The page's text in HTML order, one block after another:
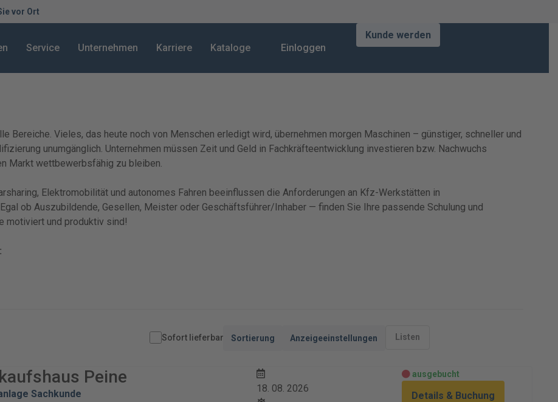
vor Ort
Service Unternehmen Karriere Kataloge Einloggen
Kunde werden
Bereiche. Vieles, das heute noch von Menschen erledigt wird, übernehmen morgen Maschinen – günstiger, schneller und
unumgänglich. Unternehmen müssen Zeit und Geld in Fachkräfteentwicklung investieren bzw. Nachwuchs
Markt wettbewerbsfähig zu bleiben.
Elektromobilität und autonomes Fahren beeinflussen die Anforderungen an Kfz-Werkstätten in
ob Auszubildende, Gesellen, Meister oder Geschäftsführer/Inhaber — finden Sie Ihre passende Schulung und
motiviert und produktiv sind!
Sofort lieferbar Sortierung Anzeigeeinstellungen Listen
Peine
Sachkunde 18. 08. 2026
ausgebucht
Details & Buchung